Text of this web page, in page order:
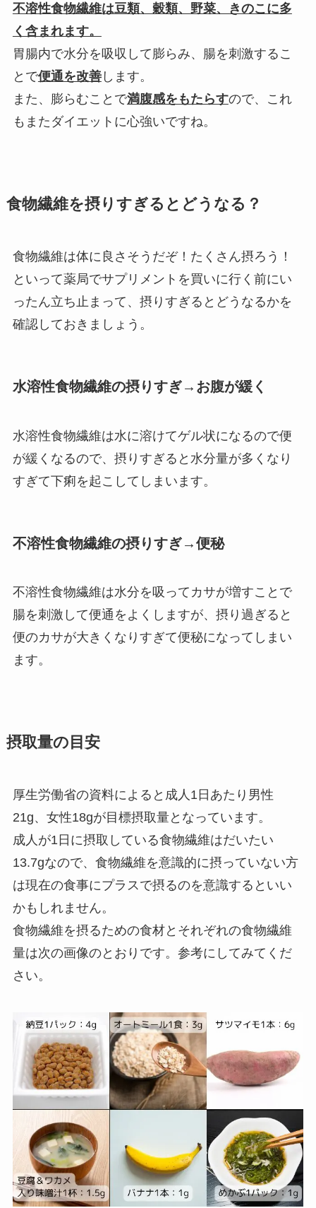
不溶性食物繊維は豆類、穀類、野菜、きのこに多
く含まれます。
胃腸内で水分を吸収して膨らみ、腸を刺激するこ
とで便通を改善します。
また、膨らむことで満腹感をもたらすので、これ
もまたダイエットに心強いですね。
食物繊維を摂りすぎるとどうなる？
食物繊維は体に良さそうだぞ！たくさん摂ろう！
といって薬局でサプリメントを買いに行く前にい
ったん立ち止まって、摂りすぎるとどうなるかを
確認しておきましょう。
水溶性食物繊維の摂りすぎ→お腹が緩く
水溶性食物繊維は水に溶けてゲル状になるので便
が緩くなるので、摂りすぎると水分量が多くなり
すぎて下痢を起こしてしまいます。
不溶性食物繊維の摂りすぎ→便秘
不溶性食物繊維は水分を吸ってカサが増すことで
腸を刺激して便通をよくしますが、摂り過ぎると
便のカサが大きくなりすぎて便秘になってしまい
ます。
摂取量の目安
厚生労働省の資料によると成人1日あたり男性
21g、女性18gが目標摂取量となっています。
成人が1日に摂取している食物繊維はだいたい
13.7gなので、食物繊維を意識的に摂っていない方
は現在の食事にプラスで摂るのを意識するといい
かもしれません。
食物繊維を摂るための食材とそれぞれの食物繊維
量は次の画像のとおりです。参考にしてみてくだ
さい。